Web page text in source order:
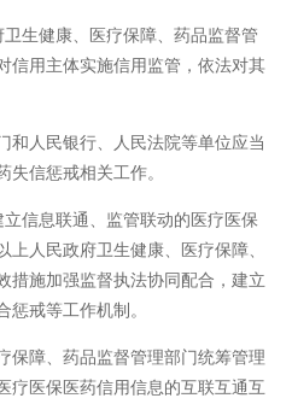
生健康、医疗保障、药品监督管
信用主体实施信用监管，依法对其
和人民银行、人民法院等单位应当
信惩戒相关工作。
信息联通、监管联动的医疗医保
人民政府卫生健康、医疗保障、
措施加强监督执法协同配合，建立
戒等工作机制。
保障、药品监督管理部门统筹管理
疗医保医药信用信息的互联互通互